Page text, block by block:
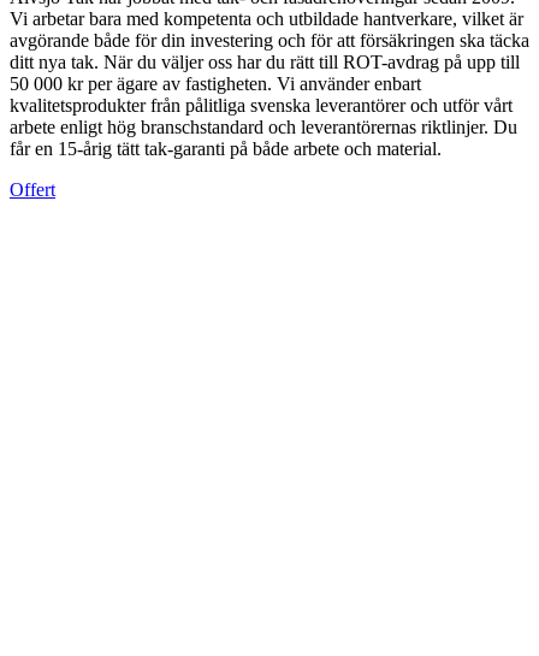
Vi arbetar bara med kompetenta och utbildade hantverkare, vilket är
avgörande både för din investering och för att försäkringen ska täcka
ditt nya tak. När du väljer oss har du rätt till ROT-avdrag på upp till
50 000 kr per ägare av fastigheten. Vi använder enbart
kvalitetsprodukter från pålitliga svenska leverantörer och utför vårt
arbete enligt hög branschstandard och leverantörernas riktlinjer. Du
får en 15-årig tätt tak-garanti på både arbete och material.
Offert